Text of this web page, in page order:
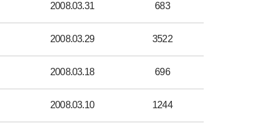
2008.03.31 683
2008.03.29 3522
2008.03.18 696
2008.03.10 1244